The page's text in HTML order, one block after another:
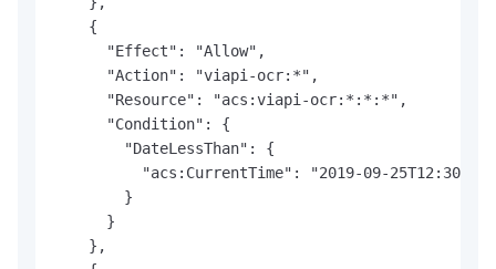
    {
      "Effect": "Allow",
      "Action": "viapi-ocr:*",
      "Resource": "acs:viapi-ocr:*:*:*",
      "Condition": {
        "DateLessThan": {
"acs:CurrentTime": "2019-09-
        }
      }
    },